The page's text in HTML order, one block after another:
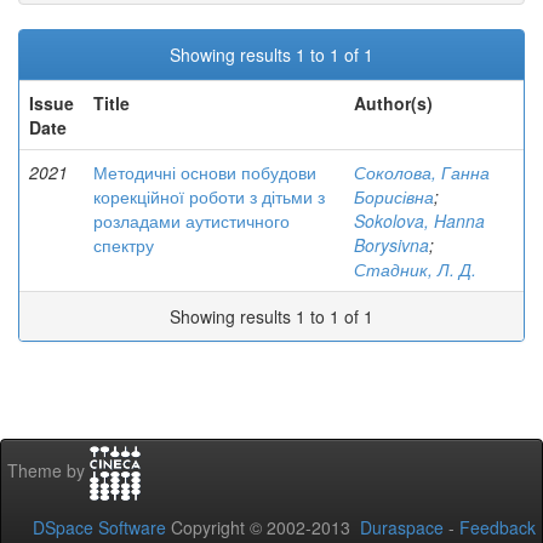
Showing results 1 to 1 of 1
Issue
Date
Title Author(s)
2021
Методичні основи побудови
корекційної роботи з дітьми з
розладами аутистичного
спектру
Соколова, Ганна
Борисівна;
Sokolova, Hanna
Borysivna;
Стадник, Л. Д.
Showing results 1 to 1 of 1
Theme by
DSpace Software Copyright © 2002-2013 Duraspace - Feedback